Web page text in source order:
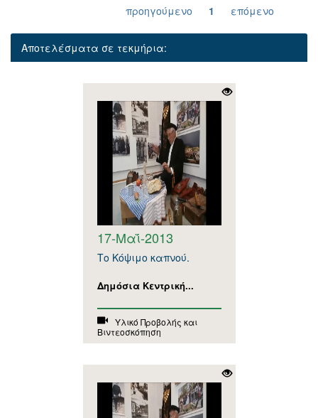
προηγούμενο 1 επόμενο
Αποτελέσματα σε τεκμήρια:
17-Μαΐ-2013
Το Κόψιμο καπνού.
Δημόσια Κεντρική...
Υλικό Προβολής και
Βιντεοσκόπηση